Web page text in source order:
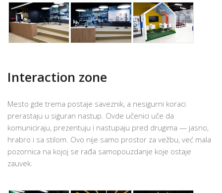
Interaction zone
Mesto gde trema postaje saveznik, a nesigurni koraci
prerastaju u siguran nastup. Ovde učenici uče da
komuniciraju, prezentuju i nastupaju pred drugima — jasno,
hrabro i sa stilom. Ovo nije samo prostor za vežbu, već mala
pozornica na kojoj se rađa samopouzdanje koje ostaje
zauvek.